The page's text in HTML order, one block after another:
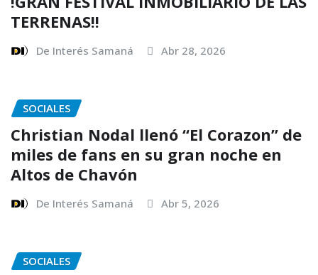
TERRENAS!!
De Interés Samaná Abr 28, 2026
SOCIALES
Christian Nodal llenó “El Corazon” de
miles de fans en su gran noche en
Altos de Chavón
De Interés Samaná Abr 5, 2026
SOCIALES